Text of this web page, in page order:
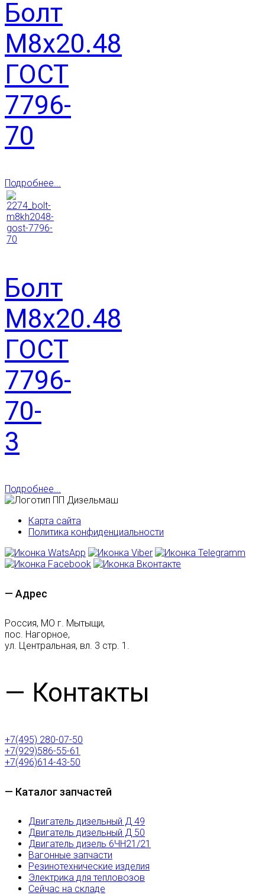
Болт
М8х20.48
ГОСТ
7796-
70
Подробнее...
Болт
М8х20.48
ГОСТ
7796-
70-
3
Подробнее...
Карта сайта
Политика конфиденциальности
— Адрес
Россия, МО г. Мытыщи,
пос. Нагорное,
ул. Центральная, вл. 3 стр. 1.
— Контакты
+7(495) 280-07-50
+7(929)586-55-61
+7(496)614-43-50
— Каталог запчастей
Двигатель дизельный Д 49
Двигатель дизельный Д 50
Двигатель дизель 6ЧН21/21
Вагонные запчасти
Резинотехнические изделия
Электрика для тепловозов
Сейчас на складе